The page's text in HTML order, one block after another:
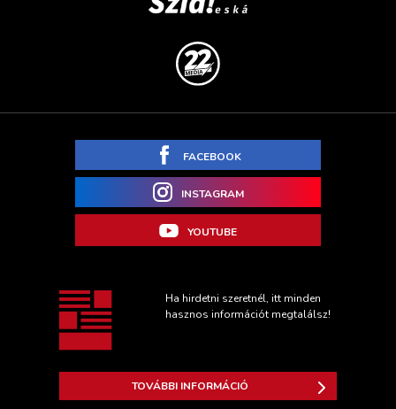
FACEBOOK
INSTAGRAM
YOUTUBE
Ha hirdetni szeretnél, itt minden
hasznos információt megtalálsz!
TOVÁBBI INFORMÁCIÓ